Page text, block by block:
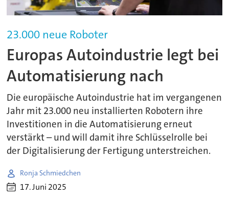
23.000 neue Roboter
Europas Autoindustrie legt bei
Automatisierung nach
Die europäische Autoindustrie hat im vergangenen
Jahr mit 23.000 neu installierten Robotern ihre
Investitionen in die Automatisierung erneut
verstärkt – und will damit ihre Schlüsselrolle bei
der Digitalisierung der Fertigung unterstreichen.
Ronja Schmiedchen
17. Juni 2025